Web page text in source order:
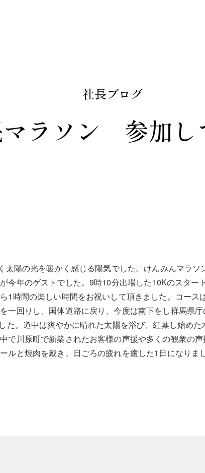
社長ブログ
ラソン 参加し
陽の光を暖かく感じる陽気でした。けんみんマラソ
今年のゲストでした。9時10分出場した10Kのスター
1時間の楽しい時間をお祝いして頂きました。コース
一回りし、国体道路に戻り、今度は南下をし群馬県
た。道中は爽やかに晴れた太陽を浴び、紅葉し始め
で川原町で新築されたお客様の声援や多くの観衆の
ルと焼肉を戴き、日ごろの疲れを癒した1日になりまし